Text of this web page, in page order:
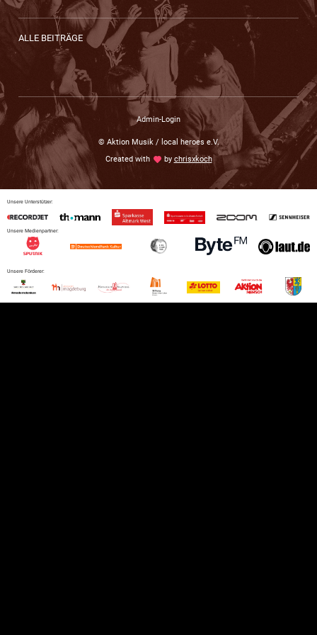
ALLE BEITRÄGE
Admin-Login
© Aktion Musik / local heroes e.V.
Created withlove by chrisxkoch
Unsere Unterstützer:
Unsere Medienpartner:
Unsere Förderer: